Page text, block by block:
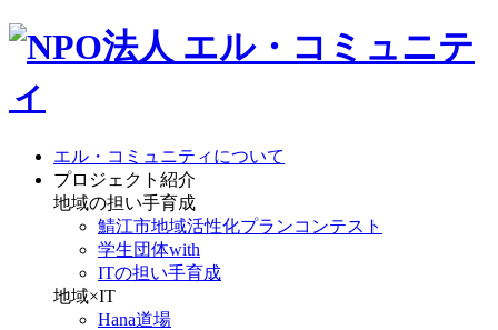
エル・コミュニティについて
プロジェクト紹介
地域の担い手育成
鯖江市地域活性化プランコンテスト
学生団体with
ITの担い手育成
地域×IT
Hana道場